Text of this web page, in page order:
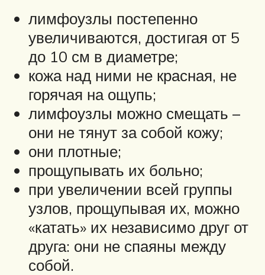
лимфоузлы постепенно
увеличиваются, достигая от 5
до 10 см в диаметре;
кожа над ними не красная, не
горячая на ощупь;
лимфоузлы можно смещать –
они не тянут за собой кожу;
они плотные;
прощупывать их больно;
при увеличении всей группы
узлов, прощупывая их, можно
«катать» их независимо друг от
друга: они не спаяны между
собой.